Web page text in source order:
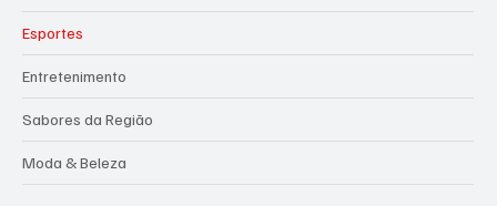
Esportes
Entretenimento
Sabores da Região
Moda & Beleza